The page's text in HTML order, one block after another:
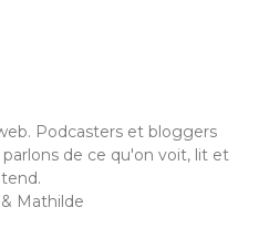
Podcasters et bloggers
de ce qu'on voit, lit et
Mathilde